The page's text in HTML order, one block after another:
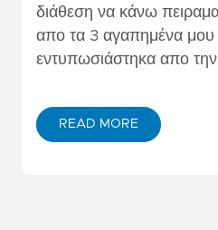
διάθεση να κάνω
απο τα 3 αγαπημένα
εντυπωσιάστηκα απο
READ MORE